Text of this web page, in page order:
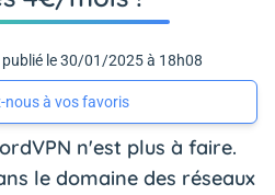
publié le 30/01/2025 à 18h08
nous à vos favoris
n'est plus à faire.
le domaine des réseaux